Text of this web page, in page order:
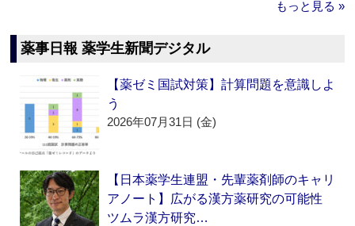
もっと見る »
薬事日報 薬学生新聞デジタル
【薬ゼミ国試対策】計算問題を意識しよ
う
2026年07月31日 (金)
【日本薬学生連盟・先輩薬剤師のキャリ
アノート】広がる漢方薬研究の可能性
ツムラ漢方研究…